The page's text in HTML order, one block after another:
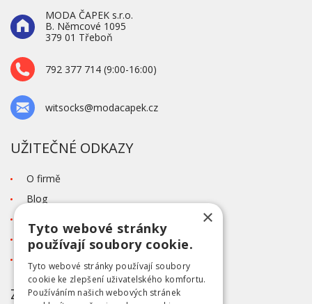
MODA ČAPEK s.r.o.
B. Němcové 1095
379 01 Třeboň
792 377 714 (9:00-16:00)
witsocks@modacapek.cz
UŽITEČNÉ ODKAZY
O firmě
Blog
Tabulka velikostí
Ochrana osobních údajů GDPR
ZÁKAZNICKÝ SERVIS
×
Tyto webové stránky
používají soubory cookie.
Tyto webové stránky používají soubory
cookie ke zlepšení uživatelského komfortu.
Používáním našich webových stránek